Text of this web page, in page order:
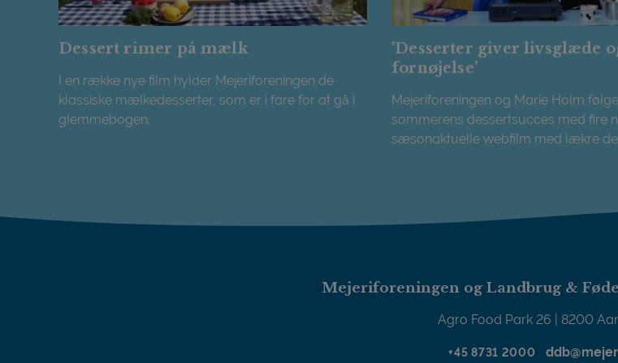
Dessert rimer på mælk
I en række nye film hylder Mejeriforeningen de
klassiske mælkedesserter, som er i fare for at gå i
glemmebogen.
’Desserter giver livsglæde
fornøjelse’
Mejeriforeningen og Marie Holm
sommerens dessertsucces med fire
sæsonaktuelle webfilm med lækre
Mejeriforeningen og Landbrug &
Agro Food Park 26 | 8200
+45 8731 2000